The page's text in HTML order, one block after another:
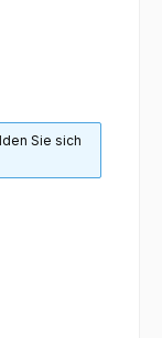
Sie sich